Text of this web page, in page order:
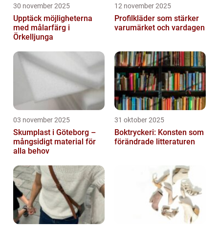
30 november 2025
Upptäck möjligheterna
med målarfärg i
Örkelljunga
12 november 2025
Profilkläder som stärker
varumärket och vardagen
03 november 2025
Skumplast i Göteborg –
mångsidigt material för
alla behov
31 oktober 2025
Boktryckeri: Konsten som
förändrade litteraturen